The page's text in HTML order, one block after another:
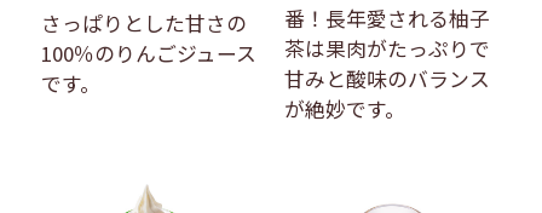
さっぱりとした甘さの
100％のりんごジュース
です。
番！長年愛される柚子
茶は果肉がたっぷりで
甘みと酸味のバランス
が絶妙です。